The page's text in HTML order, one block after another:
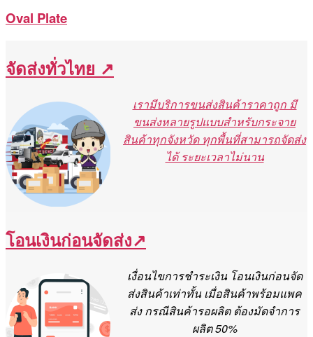
Oval Plate
จัดส่งทั่วไทย ↗
เรามีบริการขนส่งสินค้าราคาถูก มี
ขนส่งหลายรูปแบบสำหรับกระจาย
สินค้าทุกจังหวัด ทุกพื้นที่สามารถจัดส่ง
ได้ ระยะเวลาไม่นาน
โอนเงินก่อนจัดส่ง↗
เงื่อนไขการชำระเงิน โอนเงินก่อนจัด
ส่งสินค้าเท่าทั้น เมื่อสินค้าพร้อมแพค
ส่ง กรณีสินค้ารอผลิต ต้องมัดจำการ
ผลิต 50%